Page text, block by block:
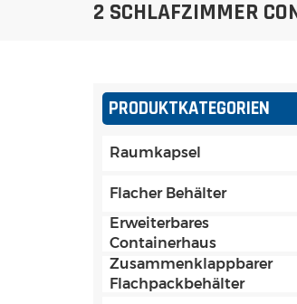
2 SCHLAFZIMMER
PRODUKTKATEGORIEN
Raumkapsel
Flacher Behälter
Erweiterbares
Containerhaus
Zusammenklappbarer
Flachpackbehälter